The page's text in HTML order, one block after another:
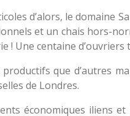
d’alors, le domaine
et un chais hors-
! Une centaine
que d’autres
de Londres.
économiques iliens